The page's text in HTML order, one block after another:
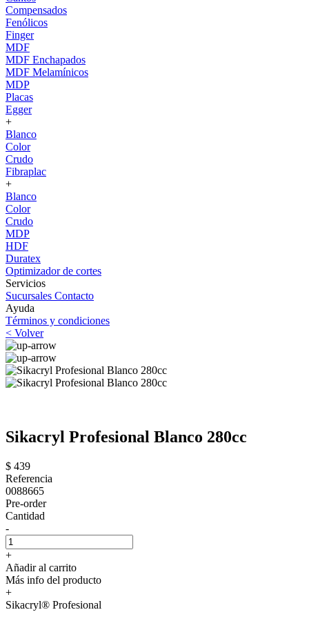
Compensados
Fenólicos
Finger
MDF
MDF Enchapados
MDF Melamínicos
MDP
Placas
Egger
+
Blanco
Color
Crudo
Fibraplac
+
Blanco
Color
Crudo
MDP
HDF
Duratex
Optimizador de cortes
Servicios
Sucursales Contacto
Ayuda
Términos y condiciones
< Volver
Sikacryl Profesional Blanco 280cc
$ 439
Referencia
0088665
Pre-order
Cantidad
-
+
Añadir al carrito
Más info del producto
+
Sikacryl® Profesional